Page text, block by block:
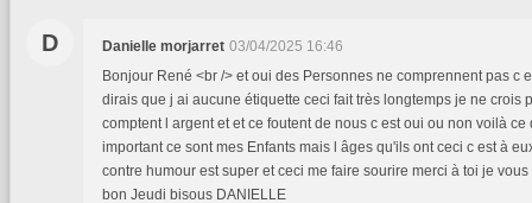
D Danielle morjarret 03/04/2025 16:46
Bonjour René <br /> et oui des Personnes ne comprennent pas c
dirais que j ai aucune étiquette ceci fait très longtemps je ne crois
comptent l argent et et ce foutent de nous c est oui ou non voilà
important ce sont mes Enfants mais l âges qu'ils ont ceci c est à
contre humour est super et ceci me faire sourire merci à toi je
bon Jeudi bisous DANIELLE